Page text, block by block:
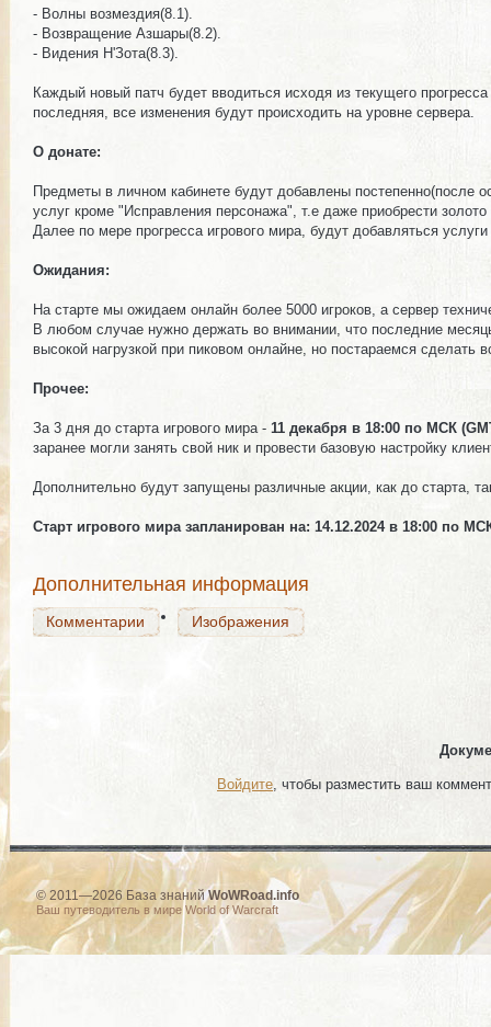
- Волны возмездия(8.1).
- Возвращение Азшары(8.2).
- Видения Н'Зота(8.3).
Каждый новый патч будет вводиться исходя из текущего
последняя, все изменения будут происходить на уровне сервера.
О донате:
Предметы в личном кабинете будут добавлены постепенно(после
услуг кроме "Исправления персонажа", т.е даже приобрести
Далее по мере прогресса игрового мира, будут добавляться
Ожидания:
На старте мы ожидаем онлайн более 5000 игроков, а сервер
В любом случае нужно держать во внимании, что последние
высокой нагрузкой при пиковом онлайне, но постараемся
Прочее:
За 3 дня до старта игрового мира - 11 декабря в 18:00 по МСК
заранее могли занять свой ник и провести базовую настройку
Дополнительно будут запущены различные акции, как до старта,
Старт игрового мира запланирован на: 14.12.2024 в 18:00 по
Дополнительная информация
Комментарии Изображения
Комментарии Изображения
Комментарии Изображения
Войдите , чтобы разместить ваш
© 2011—2026 База знанийWoWRoad.info
Ваш путеводитель в мире World of Warcraft